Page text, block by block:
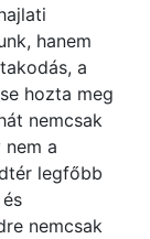
hanem
a
hozta meg
nemcsak
a
legfőbb
nemcsak